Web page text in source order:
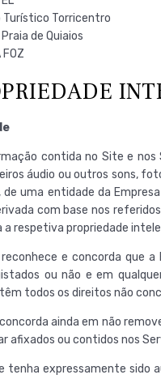
Torricentro
de Quiaios
FOZ
contida no Site e
áudio ou outros sons,
de uma entidade da
com base nos
a respetiva propriedade
e concorda que
ou não e em
todos os direitos não
ainda em não
afixados ou contidos nos
tenha expressamente sido